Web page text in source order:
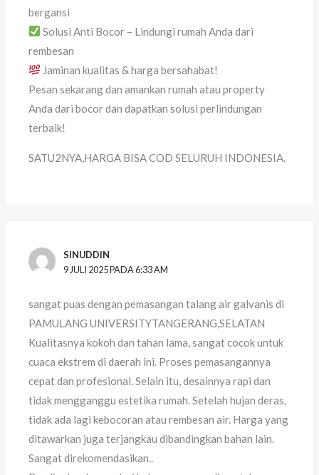
bergansi
Solusi Anti Bocor – Lindungi rumah Anda dari
rembesan
Jaminan kualitas & harga bersahabat!
Pesan sekarang dan amankan rumah atau property
Anda dari bocor dan dapatkan solusi perlindungan
terbaik!
SATU2NYA,HARGA BISA COD SELURUH INDONESIA.
SINUDDIN
9 JULI 2025 PADA 6:33 AM
sangat puas dengan pemasangan talang air galvanis di
PAMULANG UNIVERSITYTANGERANG,SELATAN
Kualitasnya kokoh dan tahan lama, sangat cocok untuk
cuaca ekstrem di daerah ini. Proses pemasangannya
cepat dan profesional. Selain itu, desainnya rapi dan
tidak mengganggu estetika rumah. Setelah hujan deras,
tidak ada lagi kebocoran atau rembesan air. Harga yang
ditawarkan juga terjangkau dibandingkan bahan lain.
Sangat direkomendasikan..